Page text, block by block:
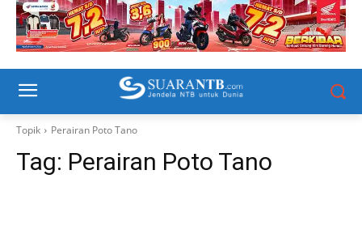
Topik Perairan Poto Tano
Tag: Perairan Poto Tano